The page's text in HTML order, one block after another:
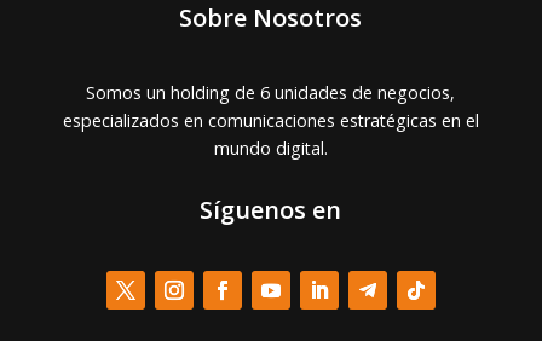
Sobre Nosotros
Somos un holding de 6 unidades de negocios,
especializados en comunicaciones estratégicas en el
mundo digital.
Síguenos en